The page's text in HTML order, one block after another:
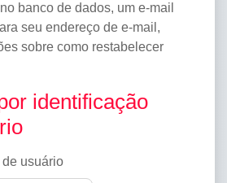
banco de dados, um e-mail
seu endereço de e-mail,
sobre como restabelecer
de usuário
identificação
de usuário